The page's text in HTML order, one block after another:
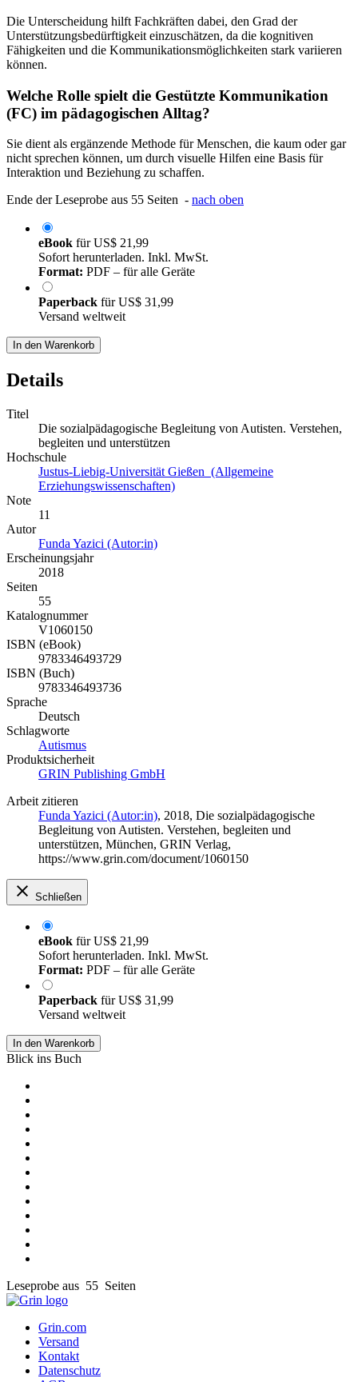
Die Unterscheidung hilft Fachkräften dabei, den Grad der
Unterstützungsbedürftigkeit einzuschätzen, da die kognitiven
Fähigkeiten und die Kommunikationsmöglichkeiten stark variieren
können.
Welche Rolle spielt die Gestützte Kommunikation
(FC) im pädagogischen Alltag?
Sie dient als ergänzende Methode für Menschen, die kaum oder gar
nicht sprechen können, um durch visuelle Hilfen eine Basis für
Interaktion und Beziehung zu schaffen.
Ende der Leseprobe aus 55 Seiten - nach oben
eBook fürUS$ 21,99
Sofort herunterladen. Inkl. MwSt.
Format: PDF – für alle Geräte
Paperback fürUS$ 31,99
Versand weltweit
In den Warenkorb
Details
Titel
Die sozialpädagogische Begleitung von Autisten. Verstehen,
begleiten und unterstützen
Hochschule
Justus-Liebig-Universität Gießen (Allgemeine
Erziehungswissenschaften)
Note
11
Autor
Funda Yazici (Autor:in)
Erscheinungsjahr
2018
Seiten
55
Katalognummer
V1060150
ISBN (eBook)
9783346493729
ISBN (Buch)
9783346493736
Sprache
Deutsch
Schlagworte
Autismus
Produktsicherheit
GRIN Publishing GmbH
Arbeit zitieren
Funda Yazici (Autor:in), 2018, Die sozialpädagogische
Begleitung von Autisten. Verstehen, begleiten und
unterstützen, München, GRIN Verlag,
https://www.grin.com/document/1060150
Schließen
eBook fürUS$ 21,99
Sofort herunterladen. Inkl. MwSt.
Format: PDF – für alle Geräte
Paperback fürUS$ 31,99
Versand weltweit
In den Warenkorb
Blick ins Buch
Leseprobe aus 55 Seiten
Grin.com
Versand
Kontakt
Datenschutz